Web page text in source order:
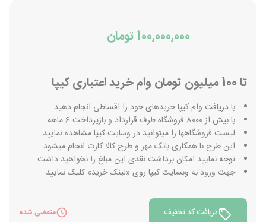
100,000,000 تومان
تا 100 میلیون تومان وام خرید اعتباری کیپا
با دریافت وام کیپا خریدهای خود را اقساطی انجام دهید
با بیش از 8000 فروشگاه طرف قرارداد و بازپرداخت 6 ماهه
لیست فروشگاهها را میتوانید در وسایت کیپا مشاهده نمایید
این طرح با همکاری بانک مهر و طرح کالا کارت انجام میشود
توجه نمایید امکان برداشت نقدی این مبلغ را نخواهید داشت
جهت ورود به وبسایت کیپا روی «لینک خرید» کلیک نمایید
دریافت کد تخفیف منقضی شده